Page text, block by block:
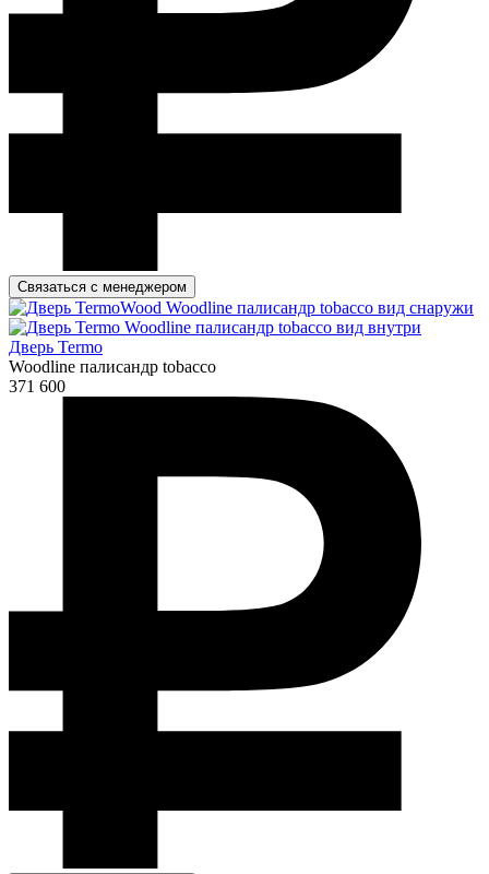
Связаться с менеджером
Дверь Termo
Woodline палисандр tobacco
371 600